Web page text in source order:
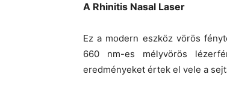
A Rhinitis Nasal Laser
Ez a modern eszköz vörös
660 nm-es mélyvörös
eredményeket értek el vele a